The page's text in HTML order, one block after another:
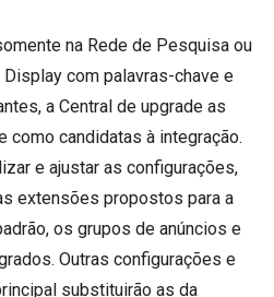
na Rede de Pesquisa ou
com palavras-chave e
a Central de upgrade as
como candidatas à integração.
e ajustar as configurações,
extensões propostos para a
os grupos de anúncios e
Outras configurações e
substituirão as da